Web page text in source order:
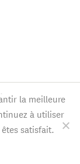
la meilleure
à utiliser
satisfait.